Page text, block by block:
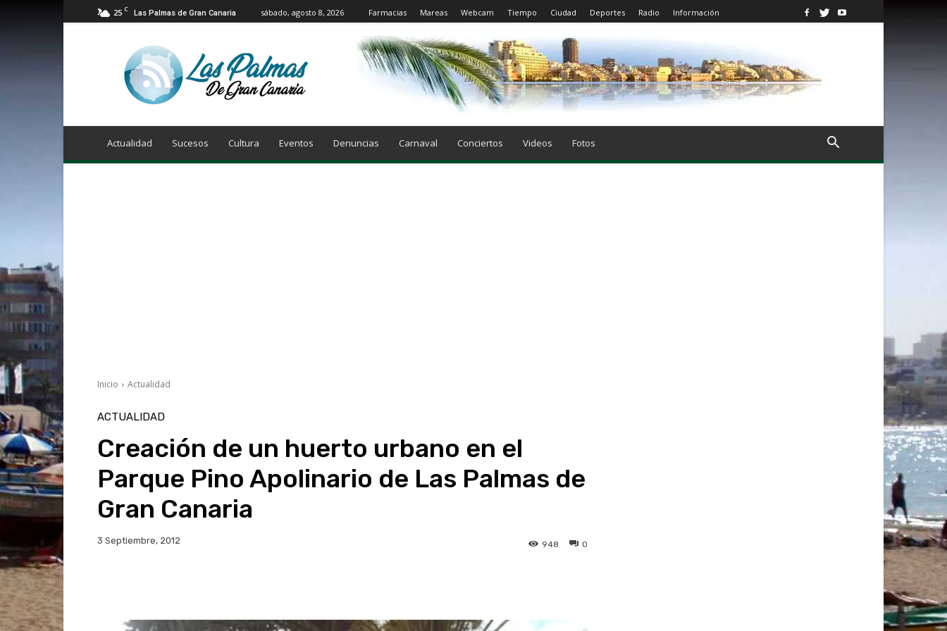
25 C Las Palmas de Gran Canaria sábado, agosto 8, 2026 Farmacias Mareas Webcam Tiempo Ciudad Deportes Radio Información
Las
Palmas
de
Canaria
Actualidad Sucesos Cultura Eventos Denuncias Carnaval Conciertos Videos Fotos
Inicio Actualidad
ACTUALIDAD
Creación de un huerto urbano en el
Parque Pino Apolinario de Las Palmas de
Gran Canaria
3 Septiembre, 2012 0
948